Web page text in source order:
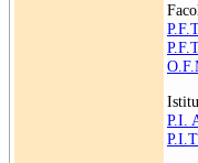
P.I.